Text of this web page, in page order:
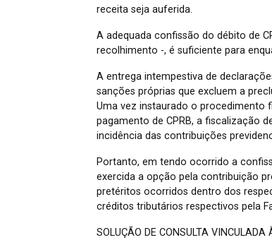
receita seja auferida.
A adequada confissão do débito de
recolhimento -, é suficiente para
A entrega intempestiva de
sanções próprias que excluem a
Uma vez instaurado o procedimento
pagamento de CPRB, a fiscalização
incidência das contribuições
Portanto, em tendo ocorrido a
exercida a opção pela contribuição
pretéritos ocorridos dentro dos
créditos tributários respectivos pela
SOLUÇÃO DE CONSULTA